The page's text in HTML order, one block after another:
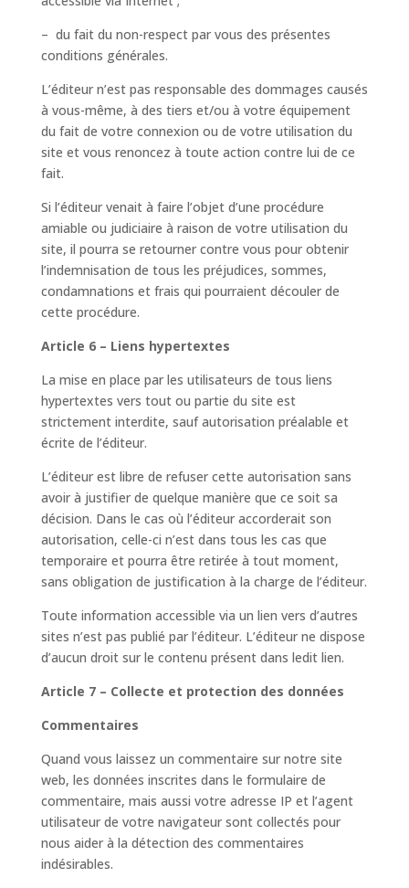
– du fait du non-respect par vous des présentes
conditions générales.
L’éditeur n’est pas responsable des dommages causés
à vous-même, à des tiers et/ou à votre équipement
du fait de votre connexion ou de votre utilisation du
site et vous renoncez à toute action contre lui de ce
fait.
Si l’éditeur venait à faire l’objet d’une procédure
amiable ou judiciaire à raison de votre utilisation du
site, il pourra se retourner contre vous pour obtenir
l’indemnisation de tous les préjudices, sommes,
condamnations et frais qui pourraient découler de
cette procédure.
Article 6 – Liens hypertextes
La mise en place par les utilisateurs de tous liens
hypertextes vers tout ou partie du site est
strictement interdite, sauf autorisation préalable et
écrite de l’éditeur.
L’éditeur est libre de refuser cette autorisation sans
avoir à justifier de quelque manière que ce soit sa
décision. Dans le cas où l’éditeur accorderait son
autorisation, celle-ci n’est dans tous les cas que
temporaire et pourra être retirée à tout moment,
sans obligation de justification à la charge de l’éditeur.
Toute information accessible via un lien vers d’autres
sites n’est pas publié par l’éditeur. L’éditeur ne dispose
d’aucun droit sur le contenu présent dans ledit lien.
Article 7 – Collecte et protection des données
Commentaires
Quand vous laissez un commentaire sur notre site
web, les données inscrites dans le formulaire de
commentaire, mais aussi votre adresse IP et l’agent
utilisateur de votre navigateur sont collectés pour
nous aider à la détection des commentaires
indésirables.